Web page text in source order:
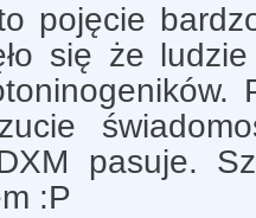
pojęcie
się że
pasuje.
:P